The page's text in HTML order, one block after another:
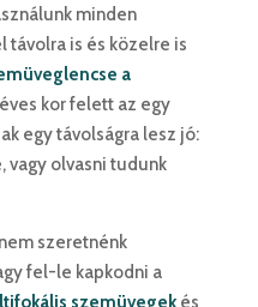
minden
távolra is és közelre is
a
kor felett az egy
egy távolságra lesz jó:
vagy olvasni tudunk
szeretnénk
fel-le kapkodni a